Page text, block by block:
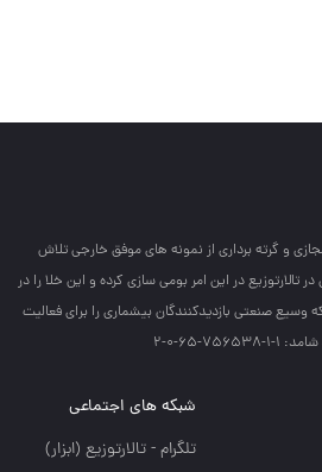
و گرته برداري از نمونه هاي موفق خارجي تلاش
در اين امر بومي سازي كرده و اين خلا را در
وسيع صنعتي بازديدكنندگان بيشماري را براي فعاليت
65-0-2
شبکه های اجتماعی
تلگرام - تالارتوزيع (ابزار)